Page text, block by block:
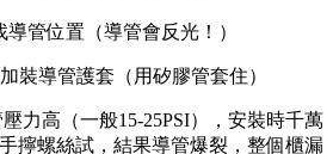
管位置（導管會反光！）
裝導管護套（用矽膠管套住）
壓力高（一般15-25PSI），安裝時千萬
手擰螺絲試，結果導管爆裂，整個櫃漏